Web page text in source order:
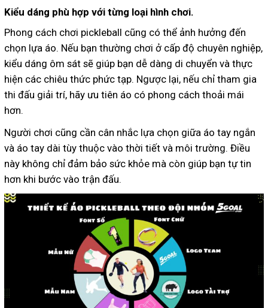
Kiểu dáng phù hợp với từng loại hình chơi.
Phong cách chơi pickleball cũng có thể ảnh hưởng đến
chọn lựa áo. Nếu bạn thường chơi ở cấp độ chuyên nghiệp,
kiểu dáng ôm sát sẽ giúp bạn dễ dàng di chuyển và thực
hiện các chiêu thức phức tạp. Ngược lại, nếu chỉ tham gia
thi đấu giải trí, hãy ưu tiên áo có phong cách thoải mái
hơn.
Người chơi cũng cần cân nhắc lựa chọn giữa áo tay ngắn
và áo tay dài tùy thuộc vào thời tiết và môi trường. Điều
này không chỉ đảm bảo sức khỏe mà còn giúp bạn tự tin
hơn khi bước vào trận đấu.